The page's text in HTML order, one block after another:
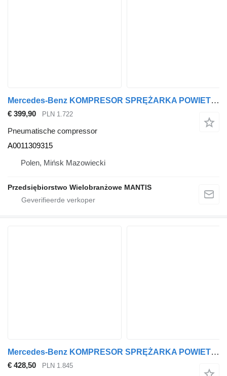
Mercedes-Benz KOMPRESOR SPRĘŻARKA POWIETRZA MERCEDES ACTROS MP4 VOITH A0011309 A0011309315 pneumatische compressor voor trekker
€ 399,90 PLN 1.722
Pneumatische compressor
A0011309315
Polen, Mińsk Mazowiecki
Przedsiębiorstwo Wielobranżowe MANTIS
Mercedes-Benz KOMPRESOR SPRĘŻARKA POWIETRZA MERCEDES ACTROS MP4 VOITH A0011306 A0011306215 pneumatische compressor voor trekker
€ 428,50 PLN 1.845